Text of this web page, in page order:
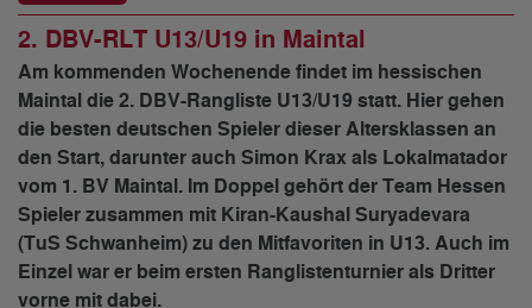
2. DBV-RLT U13/U19 in Maintal
Am kommenden Wochenende findet im hessischen
Maintal die 2. DBV-Rangliste U13/U19 statt. Hier gehen
die besten deutschen Spieler dieser Altersklassen an
den Start, darunter auch Simon Krax als Lokalmatador
vom 1. BV Maintal. Im Doppel gehört der Team Hessen
Spieler zusammen mit Kiran-Kaushal Suryadevara
(TuS Schwanheim) zu den Mitfavoriten in U13. Auch im
Einzel war er beim ersten Ranglistenturnier als Dritter
vorne mit dabei.